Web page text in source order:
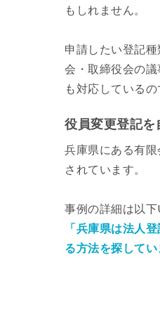
もしれません。
申請したい登記
会・取締役会の
も対応している
役員変更登記を
兵庫県にある有
されています。
事例の詳細は以下
「兵庫県は法人
る方法を探してい